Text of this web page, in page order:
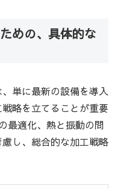
めの、具体的な
単に最新の設備を導入
略を立てることが重要
最適化、熱と振動の問
し、総合的な加工戦略